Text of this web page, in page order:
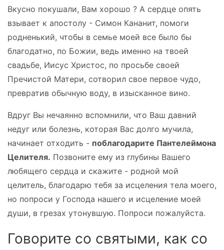
Вкусно покушали, Вам хорошо ? А сердце опять
взывает к апостолу - Симон Кананит, помоги
родненький, чтобы в семье моей все было бы
благодатно, по Божии, ведь именно на твоей
свадьбе, Иисус Христос, по просьбе своей
Пречистой Матери, сотворил свое первое чудо,
превратив обычную воду, в изысканное вино.
Вдруг Вы нечаянно вспомнили, что Ваш давний
недуг или болезнь, которая Вас долго мучила,
начинает отходить - поблагодарите Пантелеймона
Целителя. Позвоните ему из глубины Вашего
любящего сердца и скажите - родной мой
целитель, благодарю тебя за исцеления тела моего,
но попроси у Господа нашего и исцеление моей
души, в грезах утонувшую. Попроси пожалуйста.
Говорите со святыми, как со